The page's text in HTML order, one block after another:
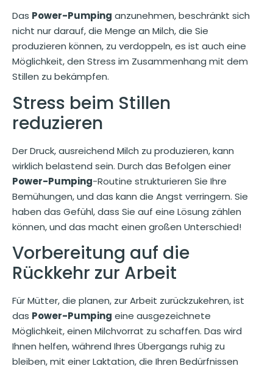
Das Power-Pumping anzunehmen, beschränkt sich
nicht nur darauf, die Menge an Milch, die Sie
produzieren können, zu verdoppeln, es ist auch eine
Möglichkeit, den Stress im Zusammenhang mit dem
Stillen zu bekämpfen.
Stress beim Stillen
reduzieren
Der Druck, ausreichend Milch zu produzieren, kann
wirklich belastend sein. Durch das Befolgen einer
Power-Pumping-Routine strukturieren Sie Ihre
Bemühungen, und das kann die Angst verringern. Sie
haben das Gefühl, dass Sie auf eine Lösung zählen
können, und das macht einen großen Unterschied!
Vorbereitung auf die
Rückkehr zur Arbeit
Für Mütter, die planen, zur Arbeit zurückzukehren, ist
das Power-Pumping eine ausgezeichnete
Möglichkeit, einen Milchvorrat zu schaffen. Das wird
Ihnen helfen, während Ihres Übergangs ruhig zu
bleiben, mit einer Laktation, die Ihren Bedürfnissen